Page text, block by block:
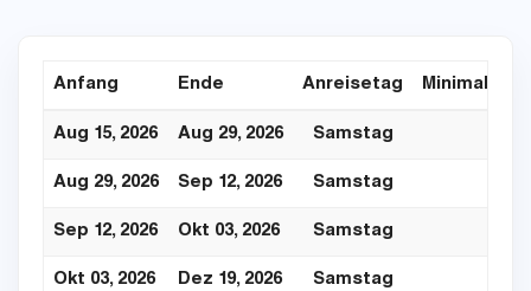
Anfang Ende Anreisetag Minimaler
Aug 15, 2026 Aug 29, 2026 Samstag
Aug 29, 2026 Sep 12, 2026 Samstag
Sep 12, 2026 Okt 03, 2026 Samstag
Okt 03, 2026 Dez 19, 2026 Samstag